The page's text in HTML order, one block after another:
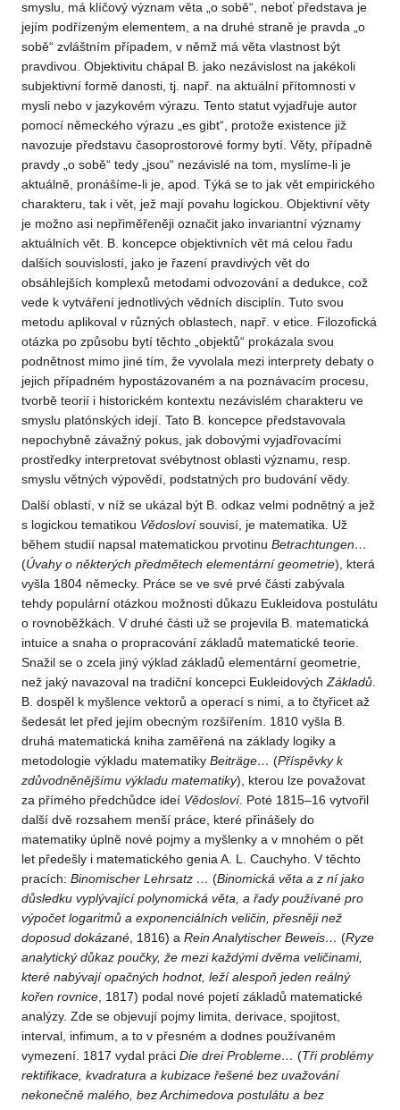
smyslu, má klíčový význam věta „o sobě“, neboť představa je
jejím podřízeným elementem, a na druhé straně je pravda „o
sobě“ zvláštním případem, v němž má věta vlastnost být
pravdivou. Objektivitu chápal B. jako nezávislost na jakékoli
subjektivní formě danosti, tj. např. na aktuální přítomnosti v
mysli nebo v jazykovém výrazu. Tento statut vyjadřuje autor
pomocí německého výrazu „es gibt“, protože existence již
navozuje představu časoprostorové formy bytí. Věty, případně
pravdy „o sobě“ tedy „jsou“ nezávislé na tom, myslíme-li je
aktuálně, pronášíme-li je, apod. Týká se to jak vět empirického
charakteru, tak i vět, jež mají povahu logickou. Objektivní věty
je možno asi nepřiměřeněji označit jako invariantní významy
aktuálních vět. B. koncepce objektivních vět má celou řadu
dalších souvislostí, jako je řazení pravdivých vět do
obsáhlejších komplexů metodami odvozování a dedukce, což
vede k vytváření jednotlivých vědních disciplín. Tuto svou
metodu aplikoval v různých oblastech, např. v etice. Filozofická
otázka po způsobu bytí těchto „objektů“ prokázala svou
podnětnost mimo jiné tím, že vyvolala mezi interprety debaty o
jejich případném hypostázovaném a na poznávacím procesu,
tvorbě teorií i historickém kontextu nezávislém charakteru ve
smyslu platónských idejí. Tato B. koncepce představovala
nepochybně závažný pokus, jak dobovými vyjadřovacími
prostředky interpretovat svébytnost oblasti významu, resp.
smyslu větných výpovědí, podstatných pro budování vědy.
Další oblastí, v níž se ukázal být B. odkaz velmi podnětný a jež
s logickou tematikou Vědoslovísouvisí, je matematika. Už
během studií napsal matematickou prvotinu Betrachtungen…
(Úvahy o některých předmětech elementární geometrie), která
vyšla 1804 německy. Práce se ve své prvé části zabývala
tehdy populární otázkou možnosti důkazu Eukleidova postulátu
o rovnoběžkách. V druhé části už se projevila B. matematická
intuice a snaha o propracování základů matematické teorie.
Snažil se o zcela jiný výklad základů elementární geometrie,
než jaký navazoval na tradiční koncepci Eukleidových Základů
B. dospěl k myšlence vektorů a operací s nimi, a to čtyřicet až
šedesát let před jejím obecným rozšířením. 1810 vyšla B.
druhá matematická kniha zaměřená na základy logiky a
metodologie výkladu matematiky Beiträge… (Příspěvky k
zdůvodněnějšímu výkladu matematiky), kterou lze považovat
za přímého předchůdce ideí Vědosloví. Poté 1815–16 vytvořil
další dvě rozsahem menší práce, které přinášely do
matematiky úplně nové pojmy a myšlenky a v mnohém o pět
let předešly i matematického genia A. L. Cauchyho. V těchto
pracích: Binomischer Lehrsatz … (Binomická věta a z ní jako
důsledku vyplývající polynomická věta, a řady používané pro
výpočet logaritmů a exponenciálních veličin, přesněji než
doposud dokázané , 1816) a Rein Analytischer Beweis… (Ryze
analytický důkaz poučky, že mezi každými dvěma veličinami,
které nabývají opačných hodnot, leží alespoň jeden reálný
kořen rovnice , 1817) podal nové pojetí základů matematické
analýzy. Zde se objevují pojmy limita, derivace, spojitost,
interval, infimum, a to v přesném a dodnes používaném
vymezení. 1817 vydal práci Die drei Probleme… (Tři problémy
rektifikace, kvadratura a kubizace řešené bez uvažování
nekonečně malého, bez Archimedova postulátu a bez